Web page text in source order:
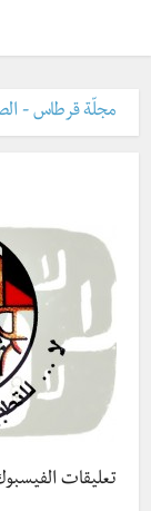
مجلّة قرطاس -
تعليقات